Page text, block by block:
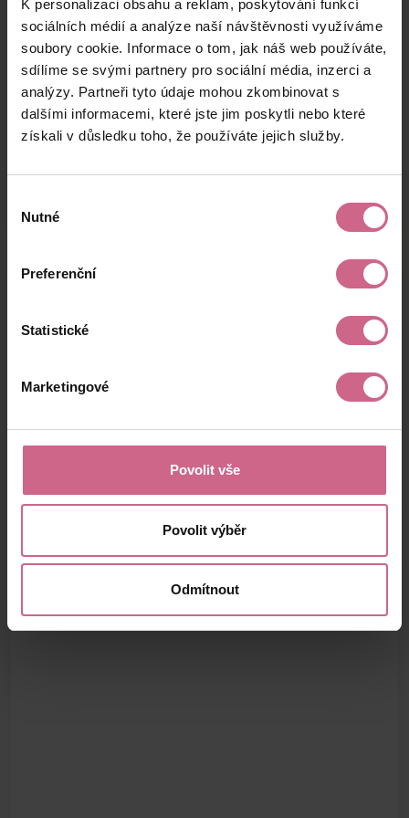
K personalizaci obsahu a reklam, poskytování funkcí
sociálních médií a analýze naší návštěvnosti využíváme
soubory cookie. Informace o tom, jak náš web používáte,
sdílíme se svými partnery pro sociální média, inzerci a
analýzy. Partneři tyto údaje mohou zkombinovat s
dalšími informacemi, které jste jim poskytli nebo které
získali v důsledku toho, že používáte jejich služby.
souhlasu
Nutné
Preferenční
Statistické
Marketingové
Povolit vše
Povolit výběr
Odmítnout
M****
H****
7. 5. 2024
15:18:51
M****
T****
25 000 Kč
7. 5. 2024
14:33:19
4 750 Kč
R****
L****
10 000 Kč
7. 5. 2024
14:03:05
1 900 Kč
keyboard_arrow_left keyboard_arrow_right